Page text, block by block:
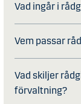
Vad ingår i
Vem passar
Vad skiljer
förvaltning?